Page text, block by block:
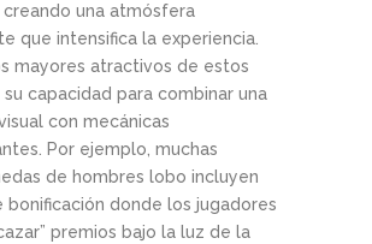
una atmósfera
que intensifica la experiencia.
mayores atractivos de estos
capacidad para combinar una
con mecánicas
Por ejemplo, muchas
de hombres lobo incluyen
bonificación donde los jugadores
premios bajo la luz de la